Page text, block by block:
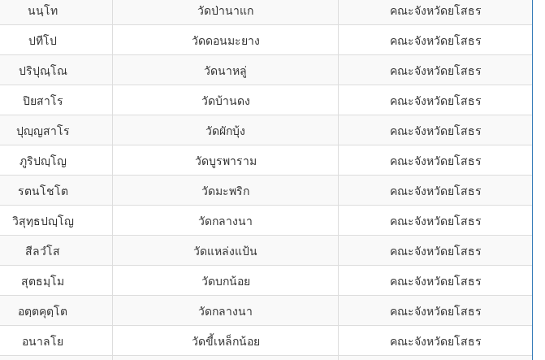
นนฺโท วัดป่านาแก
คณะจังหวัดยโสธร
ปทีโป วัดดอนมะยาง
คณะจังหวัดยโสธร
ปริปุณฺโณ วัดนาหลู่
คณะจังหวัดยโสธร
ปิยสาโร วัดบ้านดง
คณะจังหวัดยโสธร
ปุญฺญสาโร วัดผักบุ้ง
คณะจังหวัดยโสธร
ภูริปญฺโญ วัดบูรพาราม
คณะจังหวัดยโสธร
รตนโชโต วัดมะพริก
คณะจังหวัดยโสธร
วิสุทฺธปญฺโญ วัดกลางนา
คณะจังหวัดยโสธร
สีลวํโส วัดแหล่งแป้น
คณะจังหวัดยโสธร
สุตธมฺโม วัดบกน้อย
คณะจังหวัดยโสธร
อตฺตคุตฺโต วัดกลางนา
คณะจังหวัดยโสธร
อนาลโย วัดขี้เหล็กน้อย คณะจังหวัดยโสธร